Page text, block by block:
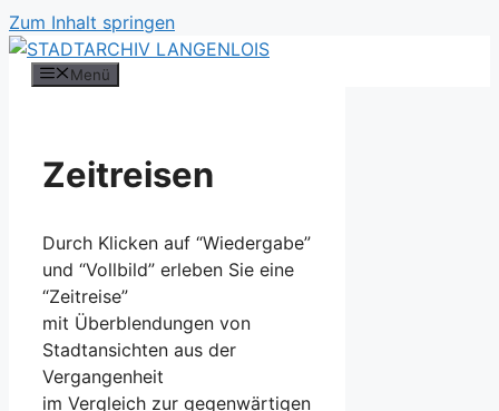
Zum Inhalt springen
Menü
Zeitreisen
Durch Klicken auf “Wiedergabe”
und “Vollbild” erleben Sie eine
“Zeitreise”
mit Überblendungen von
Stadtansichten aus der
Vergangenheit
im Vergleich zur gegenwärtigen